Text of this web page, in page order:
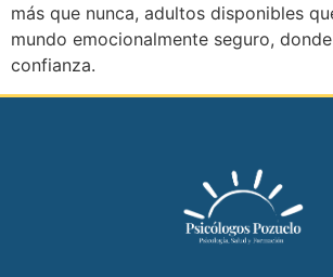
más que nunca, adultos disponibles
mundo emocionalmente seguro,
confianza.